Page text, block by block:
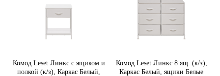
Комод Leset Линкс с ящиком и
полкой (к/з), Каркас Белый,
Комод Leset Линкс 8 ящ. (к/з),
Каркас Белый, ящики Белые